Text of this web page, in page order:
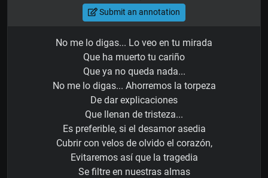
Submit an annotation
No me lo digas... Lo veo en tu mirada
Que ha muerto tu cariño
Que ya no queda nada...
No me lo digas... Ahorremos la torpeza
De dar explicaciones
Que llenan de tristeza...
Es preferible, si el desamor asedia
Cubrir con velos de olvido el corazón,
Evitaremos así que la tragedia
Se filtre en nuestras almas